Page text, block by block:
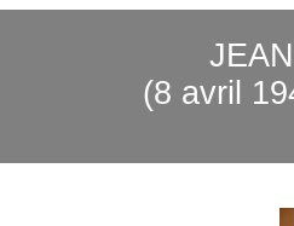
(8 avril